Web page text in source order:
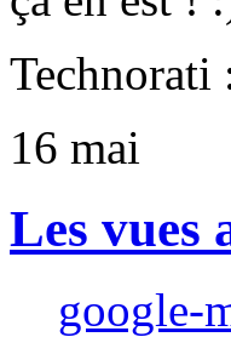
Technorati
16 mai
Les vues
google-